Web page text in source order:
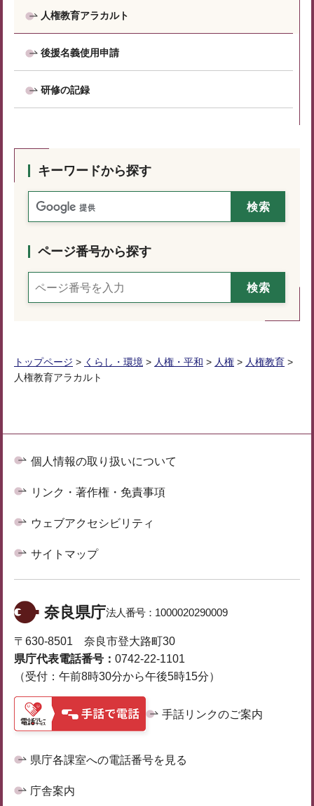
人権教育アラカルト
後援名義使用申請
研修の記録
キーワードから探す
ページ番号から探す
トップページ > くらし・環境 > 人権・平和 > 人権 > 人権教育 >
人権教育アラカルト
個人情報の取り扱いについて
リンク・著作権・免責事項
ウェブアクセシビリティ
サイトマップ
奈良県庁法人番号： 1000020290009
〒630-8501 奈良市登大路町30
県庁代表電話番号： 0742-22-1101
（受付：午前8時30分から午後5時15分）
手話リンクのご案内
県庁各課室への電話番号を見る
庁舎案内